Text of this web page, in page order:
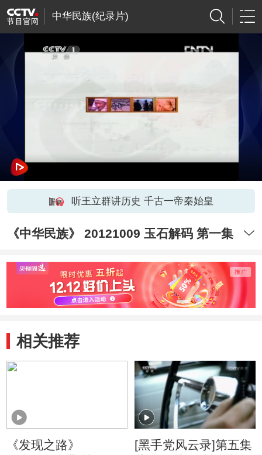
中华民族(纪录片)
听王立群讲历史 千古一帝秦始皇
《中华民族》 20121009 玉石解码 第一集
相关推荐
《发现之路》
[黑手党风云录]第五集